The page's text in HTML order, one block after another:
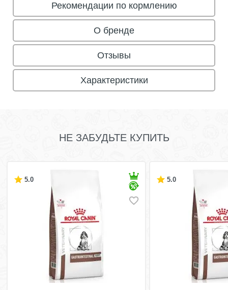
Рекомендации по кормлению
О бренде
Отзывы
Характеристики
НЕ ЗАБУДЬТЕ КУПИТЬ
5.0 5.0